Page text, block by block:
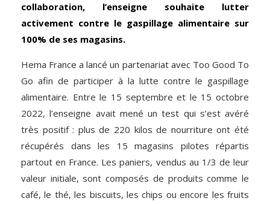
collaboration, l’enseigne souhaite lutter
activement contre le gaspillage alimentaire sur
100% de ses magasins.
Hema France a lancé un partenariat avec Too Good To
Go afin de participer à la lutte contre le gaspillage
alimentaire. Entre le 15 septembre et le 15 octobre
2022, l’enseigne avait mené un test qui s’est avéré
très positif : plus de 220 kilos de nourriture ont été
récupérés dans les 15 magasins pilotes répartis
partout en France. Les paniers, vendus au 1/3 de leur
valeur initiale, sont composés de produits comme le
café, le thé, les biscuits, les chips ou encore les fruits